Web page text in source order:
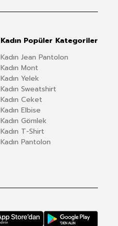
Kadın Popüler Kategoriler
Kadın Jean Pantolon
Kadın Mont
Kadın Yelek
Kadın Sweatshirt
Kadın Ceket
Kadın Elbise
Kadın Gömlek
Kadın T-Shirt
Kadın Pantolon